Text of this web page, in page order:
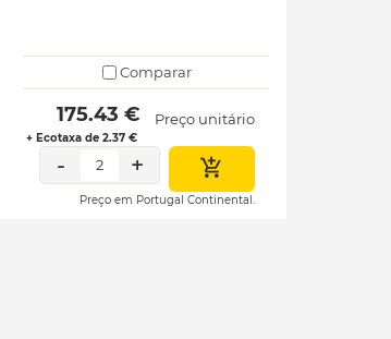
Comparar
175.43 €
+ Ecotaxa de 2.37 €
Preço unitário
- 2 +
Preço em Portugal Continental.